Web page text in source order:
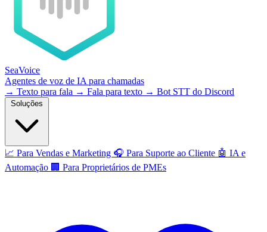
SeaVoice
Agentes de voz de IA para chamadas
→ Texto para fala → Fala para texto → Bot STT do Discord
📈 Para Vendas e Marketing 🎧 Para Suporte ao Cliente 🤖 IA e
Automação 🏢 Para Proprietários de PMEs